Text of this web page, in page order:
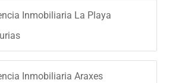
Inmobiliaria La Playa
Inmobiliaria Araxes